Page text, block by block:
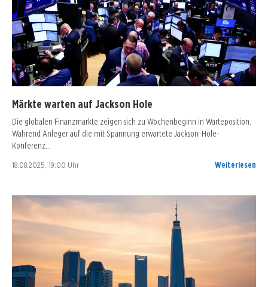
Märkte warten auf Jackson Hole
Die globalen Finanzmärkte zeigen sich zu Wochenbeginn in Warteposition.
Während Anleger auf die mit Spannung erwartete Jackson-Hole-
Konferenz…
18.08.2025, 19:00 Uhr Weiterlesen